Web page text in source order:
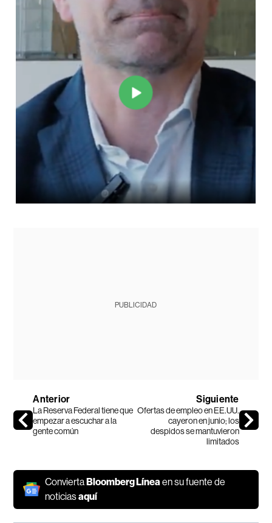
PUBLICIDAD
Anterior
La Reserva Federal tiene que
empezar a escuchar a la
gente común
Siguiente
Ofertas de empleo en EE.UU.
cayeron en junio; los
despidos se mantuvieron
limitados
ConviertaBloomberg Línea en su fuente de
noticiasaquí